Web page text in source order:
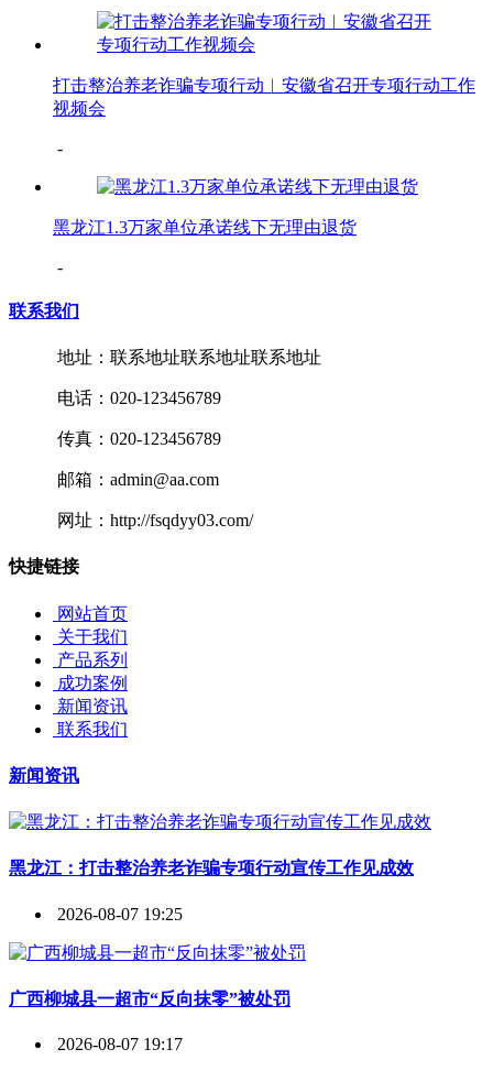
打击整治养老诈骗专项行动︳安徽省召开专项行动工作
视频会
-
黑龙江1.3万家单位承诺线下无理由退货
-
联系我们
地址：联系地址联系地址联系地址
电话：020-123456789
传真：020-123456789
邮箱：admin@aa.com
网址：http://fsqdyy03.com/
快捷链接
网站首页
关于我们
产品系列
成功案例
新闻资讯
联系我们
新闻资讯
黑龙江：打击整治养老诈骗专项行动宣传工作见成效
2026-08-07 19:25
广西柳城县一超市“反向抹零”被处罚
2026-08-07 19:17